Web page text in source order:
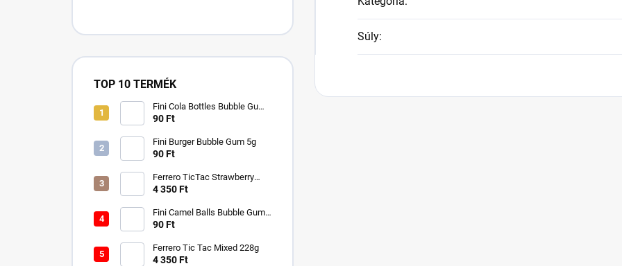
TOP 10 TERMÉK
Fini Cola Bottles Bubble Gum
5g
90 Ft
Fini Burger Bubble Gum 5g
90 Ft
Ferrero TicTac Strawberry
228g
4 350 Ft
Fini Camel Balls Bubble Gum
5g
90 Ft
Ferrero Tic Tac Mixed 228g
4 350 Ft
Súly: